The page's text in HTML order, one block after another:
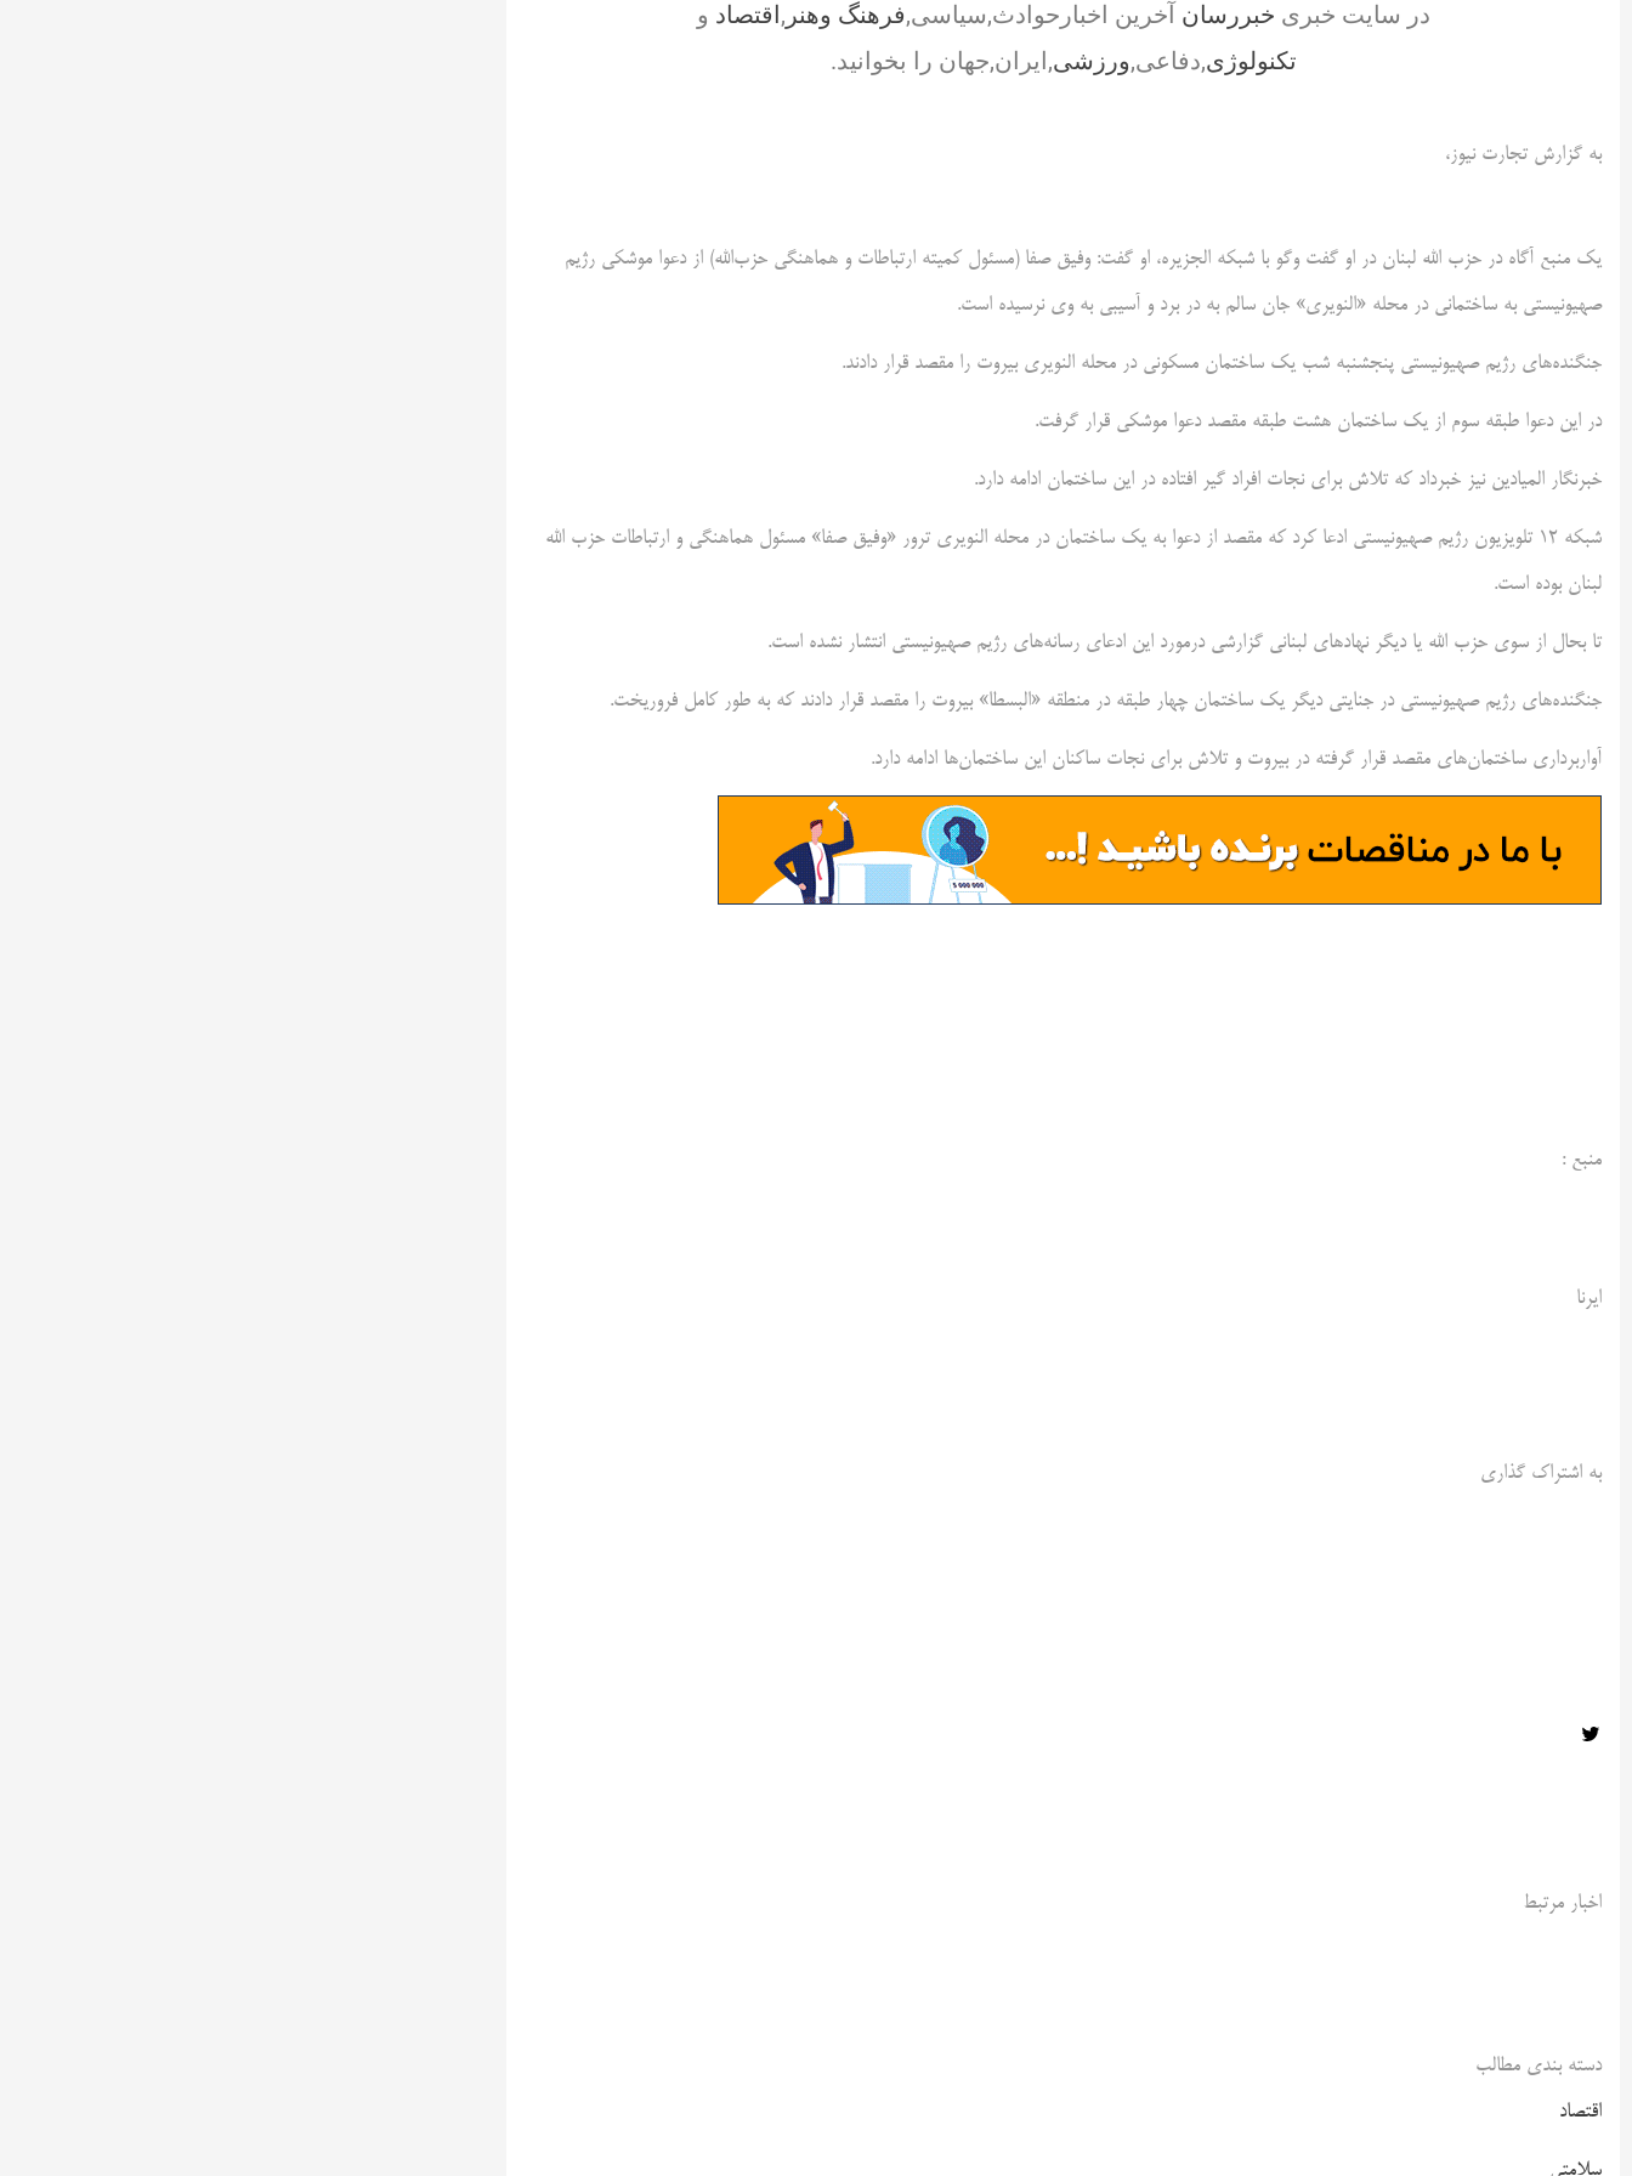
در سایت خبری خبررسان آخرین اخبارحوادث,سیاسی,فرهنگ وهنر , اقتصاد و
تکنولوژی,دفاعی,ورزشی,ایران,جهان را بخوانید.
به گزارش تجارت نیوز،
یک منبع آگاه در حزب الله لبنان در او گفت وگو با شبکه الجزیره، او گفت: وفیق صفا (مسئول کمیته ارتباطات و هماهنگی حزب‌الله) از دعوا موشکی رژیم
صهیونیستی به ساختمانی در محله «النویری» جان سالم به در برد و آسیبی به وی نرسیده است.
جنگنده‌های رژیم صهیونیستی پنجشنبه شب یک ساختمان مسکونی در محله النویری بیروت را مقصد قرار دادند.
در این دعوا طبقه سوم از یک ساختمان هشت طبقه مقصد دعوا موشکی قرار گرفت.
خبرنگار المیادین نیز خبرداد که تلاش برای نجات افراد گیر افتاده در این ساختمان ادامه دارد.
شبکه ۱۲ تلویزیون رژیم صهیونیستی ادعا کرد که مقصد از دعوا به یک ساختمان در محله النویری ترور «وفیق صفا» مسئول هماهنگی و ارتباطات حزب الله
لبنان بوده است.
تا بحال از سوی حزب الله یا دیگر نهادهای لبنانی گزارشی درمورد این ادعای رسانه‌های رژیم صهیونیستی انتشار نشده است.
جنگنده‌های رژیم صهیونیستی در جنایتی دیگر یک ساختمان چهار طبقه در منطقه «البسطا» بیروت را مقصد قرار دادند که به طور کامل فروریخت.
آواربرداری ساختمان‌های مقصد قرار گرفته در بیروت و تلاش برای نجات ساکنان این ساختمان‌ها ادامه دارد.
منبع :
ایرنا
به اشتراک گذاری
اخبار مرتبط
دسته بندی مطالب
اقتصاد